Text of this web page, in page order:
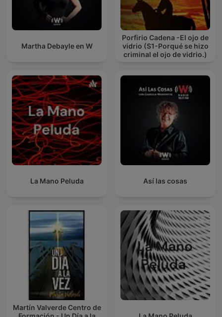
Martha Debayle en W
Porfirio Cadena -El ojo de
vidrio (S1-Porqué se hizo
criminal el ojo de vidrio.)
La Mano Peluda Así las cosas
Martín Valverde Centro de